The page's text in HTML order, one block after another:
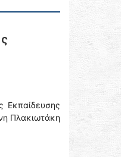
Εκπαίδευσης
Πλακιωτάκη